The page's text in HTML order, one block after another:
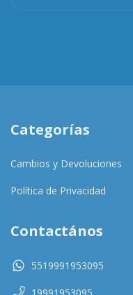
Categorías
Cambios y Devoluciones
Política de Privacidad
Contactános
5519991953095